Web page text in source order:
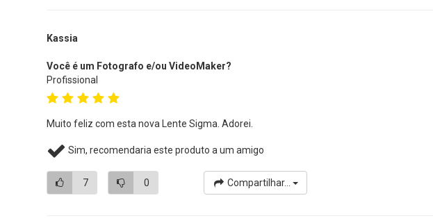
Kassia
Você é um Fotografo e/ou VideoMaker?
Profissional
Muito feliz com esta nova Lente Sigma. Adorei.
Sim, recomendaria este produto a um amigo
7 0 Compartilhar...